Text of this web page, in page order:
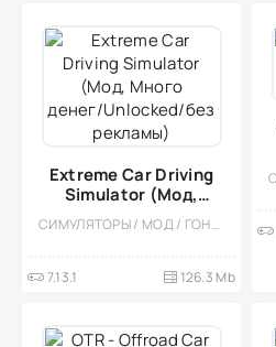
Extreme Car Driving
Simulator (Мод,
Много
денег/Unlocked/без
СИМУЛЯТОРЫ / МОД / ГОНКИ / КАЗУАЛЬНЫЕ / СТИЛИЗАЦИЯ / ОФЛАЙН / ОДНОПОЛЬЗОВАТЕЛЬСКИЕ / ВСТРОЕННЫЙ КЕШ / 3D / РЕАЛИЗМ / ОТКРЫТЫЙ МИР
7.13.1 126.3 Mb